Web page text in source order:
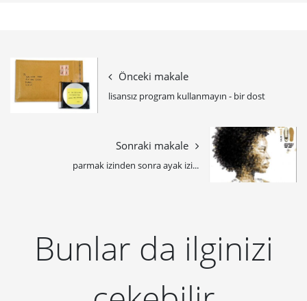
Önceki makale
lisansız program kullanmayın - bir dost
Sonraki makale
parmak izinden sonra ayak izi...
Bunlar da ilginizi